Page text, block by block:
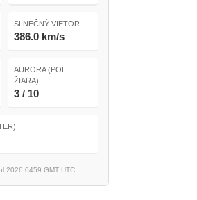
SLNEČNÝ VIETOR
386.0 km/s
AURORA (POL.
ŽIARA)
3 / 10
2026 0459 GMT UTC